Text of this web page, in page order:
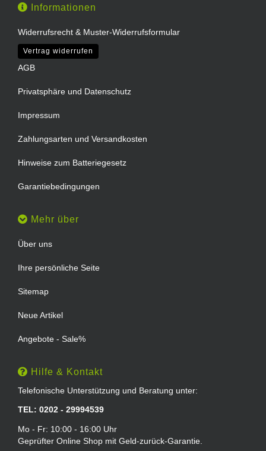
Informationen
Widerrufsrecht & Muster-Widerrufsformular
Vertrag widerrufen
AGB
Privatsphäre und Datenschutz
Impressum
Zahlungsarten und Versandkosten
Hinweise zum Batteriegesetz
Garantiebedingungen
Mehr über
Über uns
Ihre persönliche Seite
Sitemap
Neue Artikel
Angebote - Sale%
Hilfe & Kontakt
Telefonische Unterstützung und Beratung unter:
TEL: 0202 - 29994539
Mo - Fr: 10:00 - 16:00 Uhr
Geprüfter Online Shop mit Geld-zurück-Garantie.